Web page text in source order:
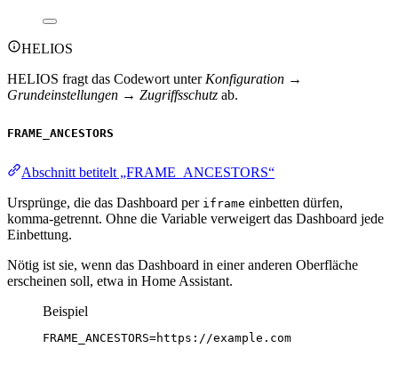
HELIOS
HELIOS fragt das Codewort unter Konfiguration →
Grundeinstellungen → Zugriffsschutz ab.
FRAME_ANCESTORS
Abschnitt betitelt „FRAME_ANCESTORS“
Ursprünge, die das Dashboard per iframe einbetten dürfen,
komma-getrennt. Ohne die Variable verweigert das Dashboard jede
Einbettung.
Nötig ist sie, wenn das Dashboard in einer anderen Oberfläche
erscheinen soll, etwa in Home Assistant.
Beispiel
FRAME_ANCESTORS=https://example.com